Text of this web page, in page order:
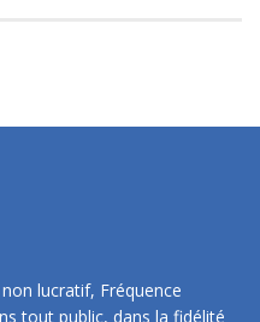
lucratif, Fréquence
tout public, dans la fidélité